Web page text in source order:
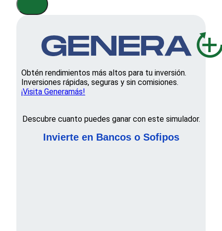
Obtén rendimientos más altos para tu inversión.
Inversiones rápidas, seguras y sin comisiones.
¡Visita Generamás!
Descubre cuanto puedes ganar con este simulador.
Invierte en Bancos o Sofipos